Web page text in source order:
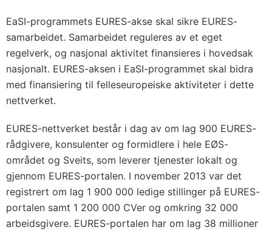
EaSI-programmets EURES-akse skal sikre EURES-
samarbeidet. Samarbeidet reguleres av et eget
regelverk, og nasjonal aktivitet finansieres i hovedsak
nasjonalt. EURES-aksen i EaSI-programmet skal bidra
med finansiering til felleseuropeiske aktiviteter i dette
nettverket.
EURES-nettverket består i dag av om lag 900 EURES-
rådgivere, konsulenter og formidlere i hele EØS-
området og Sveits, som leverer tjenester lokalt og
gjennom EURES-portalen. I november 2013 var det
registrert om lag 1 900 000 ledige stillinger på EURES-
portalen samt 1 200 000 CVer og omkring 32 000
arbeidsgivere. EURES-portalen har om lag 38 millioner